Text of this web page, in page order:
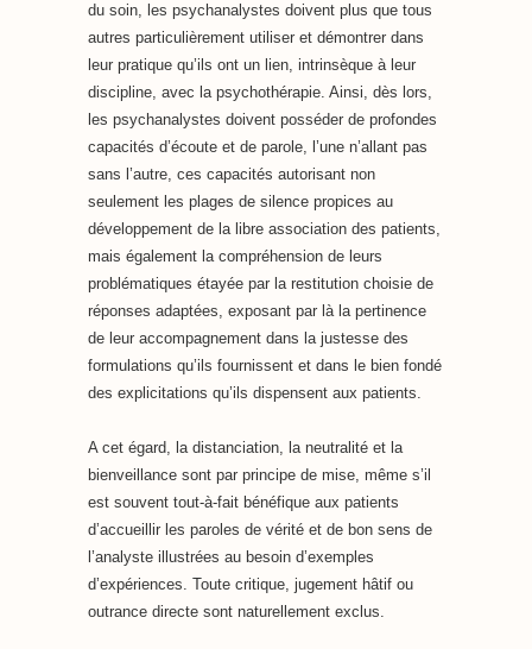
du soin, les psychanalystes doivent plus que tous
autres particulièrement utiliser et démontrer dans
leur pratique qu’ils ont un lien, intrinsèque à leur
discipline, avec la psychothérapie. Ainsi, dès lors,
les psychanalystes doivent posséder de profondes
capacités d’écoute et de parole, l’une n’allant pas
sans l’autre, ces capacités autorisant non
seulement les plages de silence propices au
développement de la libre association des patients,
mais également la compréhension de leurs
problématiques étayée par la restitution choisie de
réponses adaptées, exposant par là la pertinence
de leur accompagnement dans la justesse des
formulations qu’ils fournissent et dans le bien fondé
des explicitations qu’ils dispensent aux patients.
A cet égard, la distanciation, la neutralité et la
bienveillance sont par principe de mise, même s’il
est souvent tout-à-fait bénéfique aux patients
d’accueillir les paroles de vérité et de bon sens de
l’analyste illustrées au besoin d’exemples
d’expériences. Toute critique, jugement hâtif ou
outrance directe sont naturellement exclus.